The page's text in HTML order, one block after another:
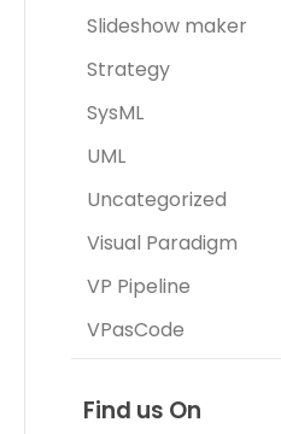
Slideshow maker
Strategy
SysML
UML
Uncategorized
Visual Paradigm
VP Pipeline
VPasCode
Find us On